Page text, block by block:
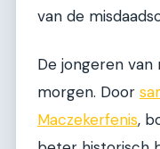
van de
De jongeren van
morgen. Door
Maczekerfenis,